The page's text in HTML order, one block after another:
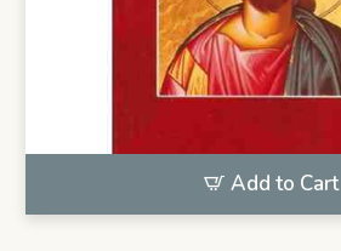
Add to Cart